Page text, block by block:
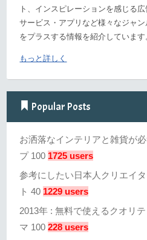
ト、インスピレーションを感じる
サービス・アプリなど様々なジャ
をプラスする情報を紹介しています
もっと詳しく
Popular Posts
お洒落なインテリアと雑貨が
プ 100 1725 users
参考にしたい日本人クリエイ
ト 40 1229 users
2013年 : 無料で使えるクオリ
マ 100 228 users